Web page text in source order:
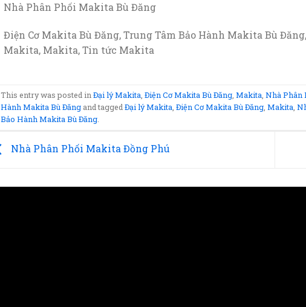
Nhà Phân Phối Makita Bù Đăng
Điện Cơ Makita Bù Đăng, Trung Tâm Bảo Hành Makita Bù
Makita, Makita, Tin tức Makita
This entry was posted in Đại lý Makita Điện Cơ Makita Bù Đăng, Makita Nhà Phân
Hành Makita Bù Đăngand tagged Đại lý Makita Điện Cơ Makita Bù Đăng, Makita
Bảo Hành Makita Bù Đăng.
Nhà Phân Phối Makita Đồng Phú